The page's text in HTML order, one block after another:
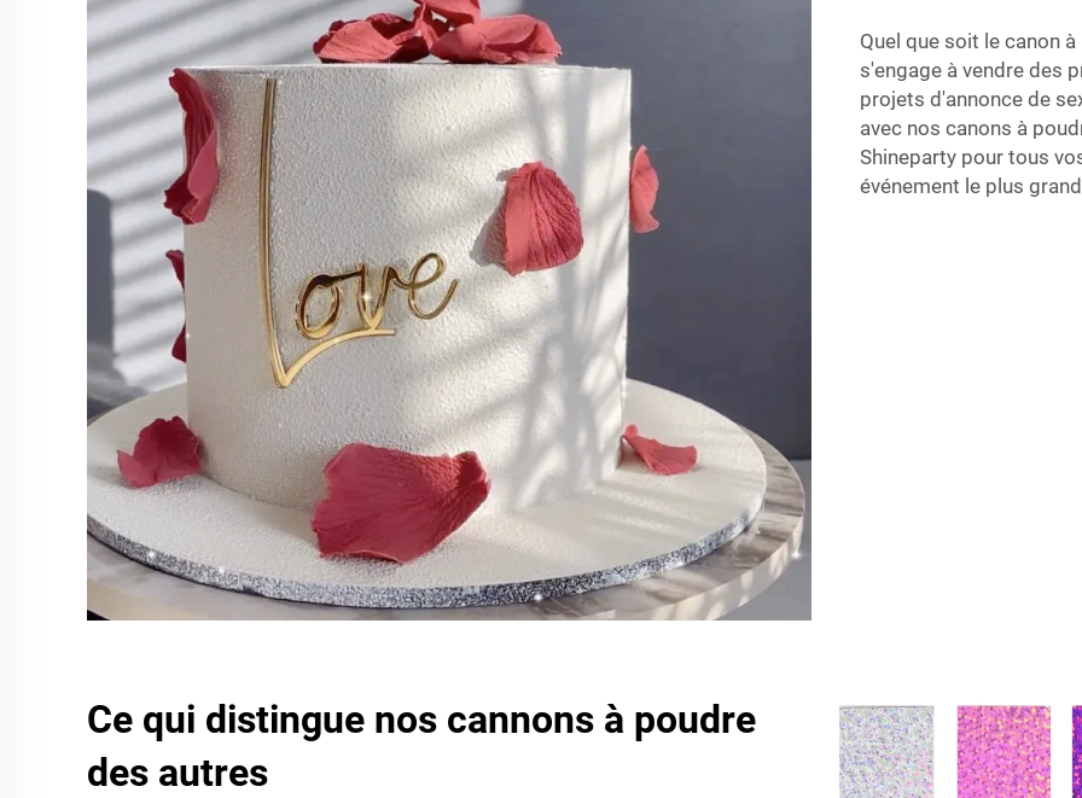
Quel que soit le canon
s'engage à vendre des
projets d'annonce de
avec nos canons à
Shineparty pour tous
événement le plus
Ce qui distingue nos cannons à poudre
des autres